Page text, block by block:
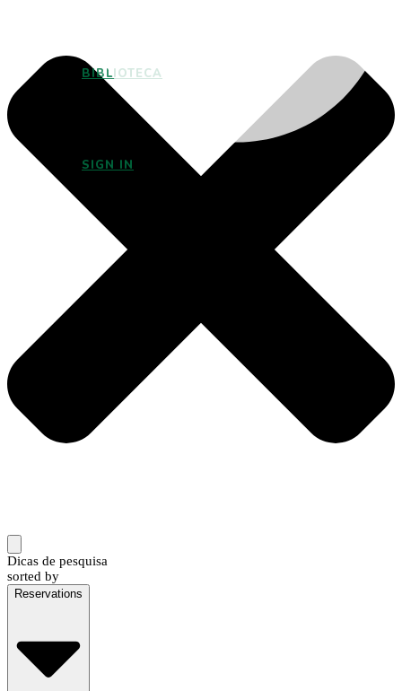
BIBLIOTECA
SIGN IN
Dicas de pesquisa
sorted by
Reservations